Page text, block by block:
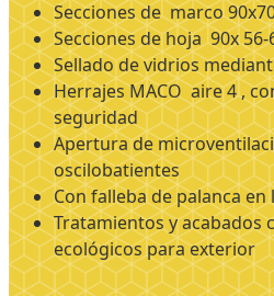
Secciones de marco
Secciones de hoja 90x 56-
Sellado de vidrios
Herrajes MACO aire 4 ,
seguridad
Apertura de
oscilobatientes
Con falleba de palanca en
Tratamientos y acabados
ecológicos para exterior